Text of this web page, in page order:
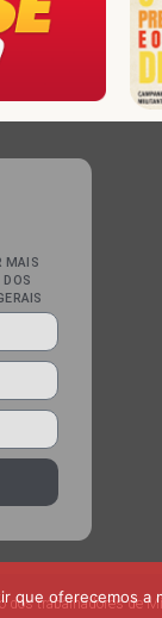
MAIS
DOS
dos trabalhadores de
que oferecemos